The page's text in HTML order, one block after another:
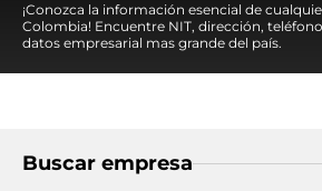
¡Conozca la información esencial de
Colombia! Encuentre NIT, dirección,
datos empresarial mas grande del país.
Buscar empresa